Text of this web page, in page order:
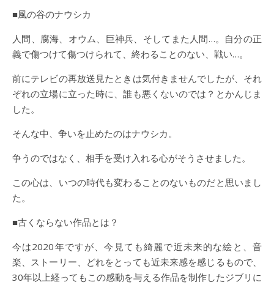
■風の谷のナウシカ
人間、腐海、オウム、巨神兵、そしてまた人間…。自分の正
義で傷つけて傷つけられて、終わることのない、戦い…。
前にテレビの再放送見たときは気付きませんでしたが、それ
ぞれの立場に立った時に、誰も悪くないのでは？とかんじま
した。
そんな中、争いを止めたのはナウシカ。
争うのではなく、相手を受け入れる心がそうさせました。
この心は、いつの時代も変わることのないものだと思いまし
た。
■古くならない作品とは？
今は2020年ですが、今見ても綺麗で近未来的な絵と、音
楽、ストーリー、どれをとっても近未来感を感じるもので、
30年以上経ってもこの感動を与える作品を制作したジブリに